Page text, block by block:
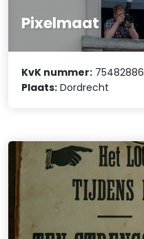
Pixelmaat
KvK nummer: 75482886
Plaats: Dordrecht